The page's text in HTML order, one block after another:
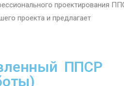
проектирования
проекта и предлагает
ППСР